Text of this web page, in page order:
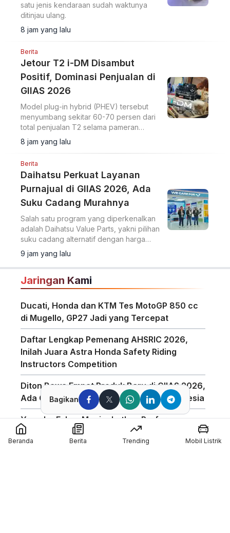
satu jenis kendaraan sudah waktunya
ditinjau ulang.
8 jam yang lalu
Berita
Jetour T2 i-DM Disambut
Positif, Dominasi Penjualan di
GIIAS 2026
Model plug-in hybrid (PHEV) tersebut
menyumbang sekitar 60-70 persen dari
total penjualan T2 selama pameran
berlangsung.
8 jam yang lalu
Berita
Daihatsu Perkuat Layanan
Purnajual di GIIAS 2026, Ada
Suku Cadang Murahnya
Salah satu program yang diperkenalkan
adalah Daihatsu Value Parts, yakni pilihan
suku cadang alternatif dengan harga
lebih terjangkau.
9 jam yang lalu
Jaringan Kami
Ducati, Honda dan KTM Tes MotoGP 850 cc
di Mugello, GP27 Jadi yang Tercepat
Daftar Lengkap Pemenang AHSRIC 2026,
Inilah Juara Astra Honda Safety Riding
Instructors Competition
Diton Bawa Empat Produk Baru di GIIAS 2026,
Ada Compound Aerosol Pertama di Indonesia
Yamaha Fokus Meningkatkan Performa
Bagian Depan Untuk Motor 850cc
Bagikan
Beranda Berita Trending Mobil Listrik